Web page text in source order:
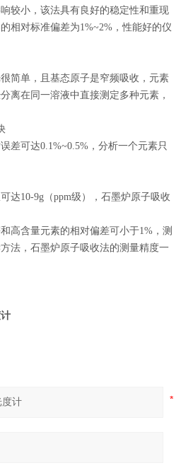
较小，该法具有良好的稳定性和重现
相对标准偏差为1%~2%，性能好的仪
简单，且基态原子是窄频吸收，元素
离在同一溶液中直接测定多种元素，
差可达0.1%~0.5%，分析一个元素只
达10-9g（ppm级），石墨炉原子吸收
高含量元素的相对偏差可小于1%，测
法，石墨炉原子吸收法的测量精度一